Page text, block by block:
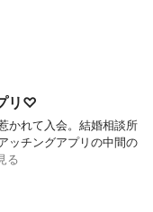
リ♡
かれて入会。結婚相談所
ッチングアプリの中間の
る